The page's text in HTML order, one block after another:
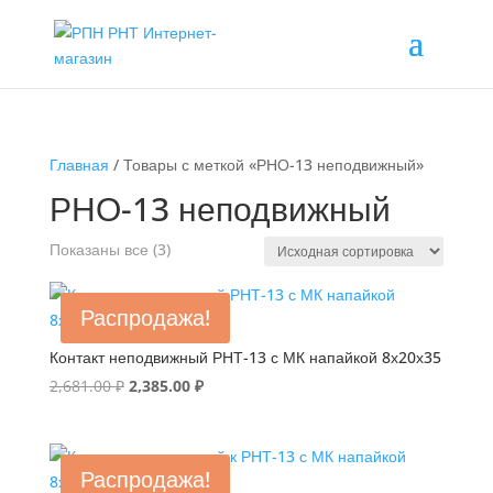
Главная / Товары с меткой «РНО-13 неподвижный»
РНО-13 неподвижный
Показаны все (3)
Распродажа!
Контакт неподвижный РНТ-13 с МК напайкой 8х20х35
2,681.00₽ Первоначальная
2,681.00 ₽.
2,385.00 ₽Текущая
Распродажа!